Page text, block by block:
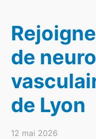
de
de Lyon
12 mai 2026